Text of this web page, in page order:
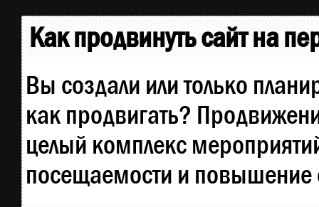
Как продвинуть сайт на
Вы создали или только
как продвигать?
целый комплекс
посещаемости и повышение